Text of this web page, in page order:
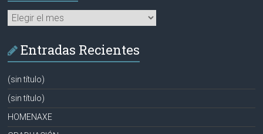
Archivos
Entradas Recientes
(sin título)
(sin título)
HOMENAXE